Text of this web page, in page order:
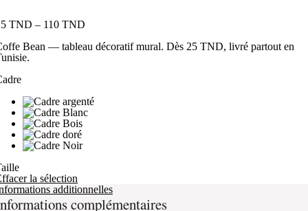
TND – 110 TND
Bean — tableau décoratif mural. Dès 25 TND, livré partout en
la sélection
additionnelles
complémentaires